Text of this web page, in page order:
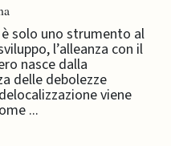
solo uno strumento al
l’alleanza con il
nasce dalla
delle debolezze
viene
...